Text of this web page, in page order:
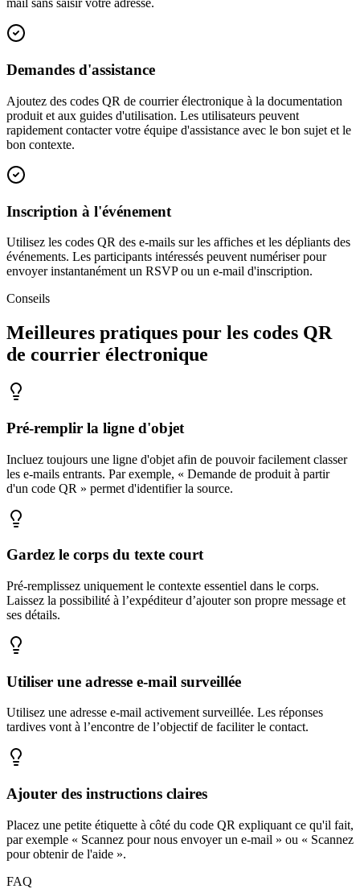
mail sans saisir votre adresse.
Demandes d'assistance
Ajoutez des codes QR de courrier électronique à la documentation
produit et aux guides d'utilisation. Les utilisateurs peuvent
rapidement contacter votre équipe d'assistance avec le bon sujet et le
bon contexte.
Inscription à l'événement
Utilisez les codes QR des e-mails sur les affiches et les dépliants des
événements. Les participants intéressés peuvent numériser pour
envoyer instantanément un RSVP ou un e-mail d'inscription.
Conseils
Meilleures pratiques pour les codes QR
de courrier électronique
Pré-remplir la ligne d'objet
Incluez toujours une ligne d'objet afin de pouvoir facilement classer
les e-mails entrants. Par exemple, « Demande de produit à partir
d'un code QR » permet d'identifier la source.
Gardez le corps du texte court
Pré-remplissez uniquement le contexte essentiel dans le corps.
Laissez la possibilité à l’expéditeur d’ajouter son propre message et
ses détails.
Utiliser une adresse e-mail surveillée
Utilisez une adresse e-mail activement surveillée. Les réponses
tardives vont à l’encontre de l’objectif de faciliter le contact.
Ajouter des instructions claires
Placez une petite étiquette à côté du code QR expliquant ce qu'il fait,
par exemple « Scannez pour nous envoyer un e-mail » ou « Scannez
pour obtenir de l'aide ».
FAQ